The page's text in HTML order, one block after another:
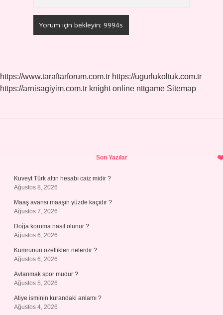
https://www.taraftarforum.com.tr https://ugurlukoltuk.com.tr
https://arnisagiyim.com.tr knight online nttgame Sitemap
Son Yazılar
Kuveyt Türk altın hesabı caiz midir ?
Ağustos 8, 2026
Maaş avansı maaşın yüzde kaçıdır ?
Ağustos 7, 2026
Doğa koruma nasıl olunur ?
Ağustos 6, 2026
Kumrunun özellikleri nelerdir ?
Ağustos 6, 2026
Avlanmak spor mudur ?
Ağustos 5, 2026
Atiye isminin kurandaki anlamı ?
Ağustos 4, 2026